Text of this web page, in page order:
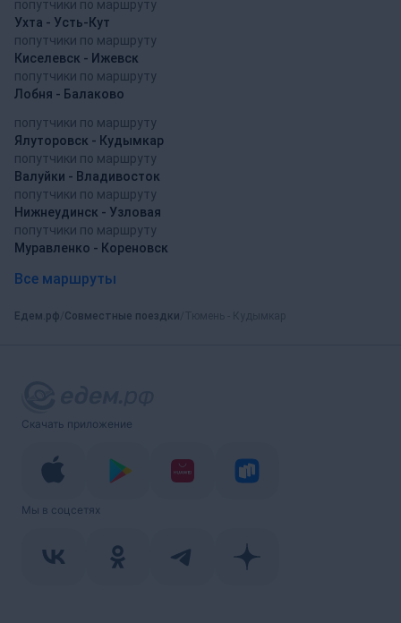
попутчики по маршруту
Ухта - Усть-Кут
попутчики по маршруту
Киселевск - Ижевск
попутчики по маршруту
Лобня - Балаково
попутчики по маршруту
Ялуторовск - Кудымкар
попутчики по маршруту
Валуйки - Владивосток
попутчики по маршруту
Нижнеудинск - Узловая
попутчики по маршруту
Муравленко - Кореновск
Все маршруты
Едем.рф Совместные поездки
Скачать приложение
Мы в соцсетях